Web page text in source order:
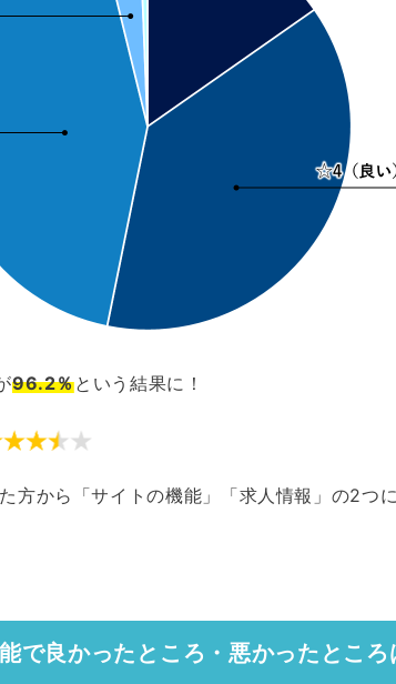
96.2％という結果に！
方から「サイトの機能」「求人情報」の2つ
で良かったところ・悪かったところ